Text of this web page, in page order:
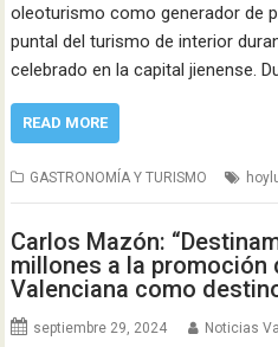
oleoturismo como generador de
puntal del turismo de interior
celebrado en la capital jienense.
READ MORE
GASTRONOMÍA Y TURISMO
Carlos Mazón:
millones a la promoción
Valenciana como
septiembre 29, 2024 Noticias